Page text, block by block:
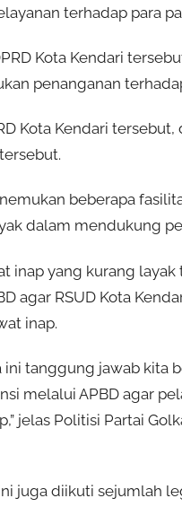
terhadap para
Kota Kendari
penanganan
Kota Kendari
beberapa
dalam mendukung
inap yang kurang
agar RSUD Kota
inap.
ini tanggung jawab kita
melalui APBD agar
jelas Politisi Partai
juga diikuti sejumlah